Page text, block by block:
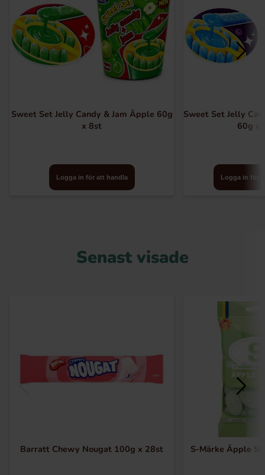
Sweet Set Jelly Candy & Jam Äpple 60g
x 8st
Logga in för att handla
Sweet Set Jelly
60g x
Logga in för
Senast visade
Barratt Chewy Nougat 100g x 28st S-Märke Äpple